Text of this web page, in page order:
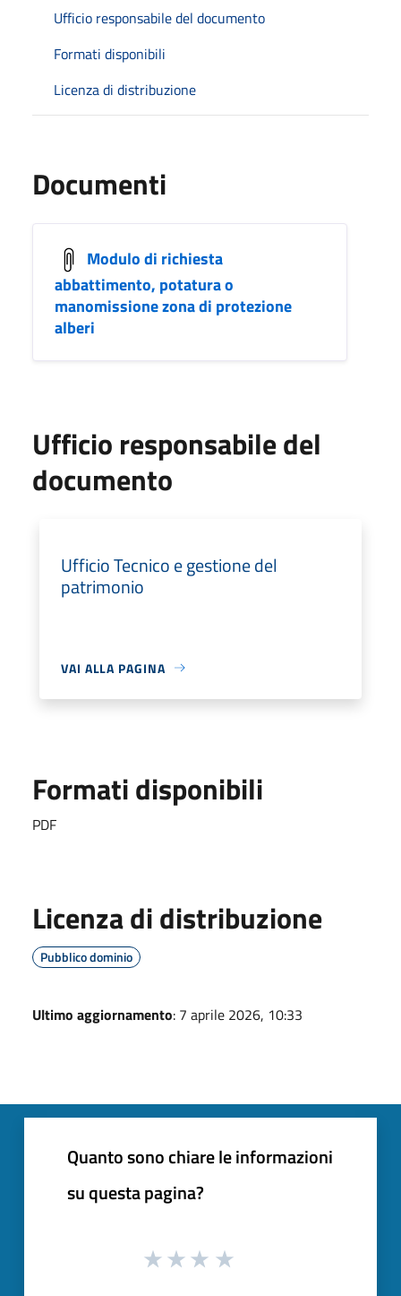
Ufficio responsabile del documento
Formati disponibili
Licenza di distribuzione
Documenti
Modulo di richiesta
abbattimento, potatura o
manomissione zona di protezione
alberi
Ufficio responsabile del
documento
Ufficio Tecnico e gestione del
patrimonio
VAI ALLA PAGINA
Formati disponibili
PDF
Licenza di distribuzione
Pubblico dominio
Ultimo aggiornamento: 7 aprile 2026, 10:33
Quanto sono chiare le informazioni
su questa pagina?